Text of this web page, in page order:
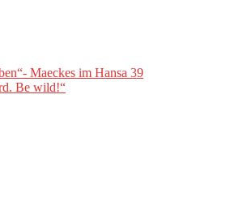
Maeckes im Hansa 39
Be wild!“